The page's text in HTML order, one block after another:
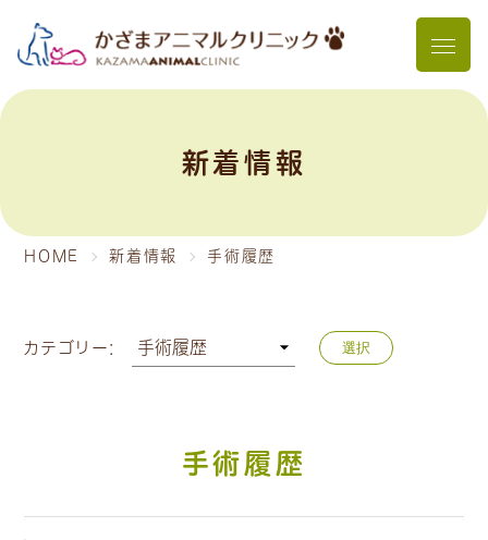
新着情報
HOME 新着情報 手術履歴
カテゴリー: 選択
手術履歴
メニ